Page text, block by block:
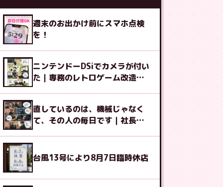
週末のお出かけ前にスマホ点検
を！
ニンテンドーDSiでカメラが付い
た｜専務のレトロゲーム改造図
直しているのは、機械じゃなく
て、その人の毎日です｜社長ブ
台風13号により8月7日臨時休店